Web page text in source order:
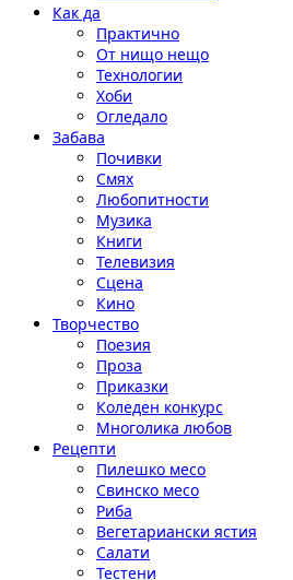
Как да
Практично
От нищо нещо
Технологии
Хоби
Огледало
Забава
Почивки
Смях
Любопитности
Музика
Книги
Телевизия
Сцена
Кино
Творчество
Поезия
Проза
Приказки
Коледен конкурс
Многолика любов
Рецепти
Пилешко месо
Свинско месо
Риба
Вегетариански ястия
Салати
Тестени